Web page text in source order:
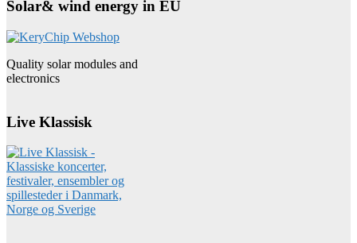
Solar& wind energy in EU
Quality solar modules and
electronics
Live Klassisk